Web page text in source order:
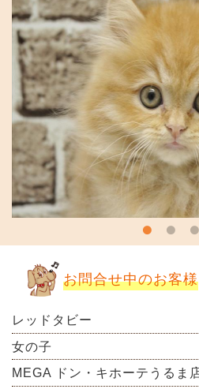
お問合せ中のお客様
レッドタビー
女の子
MEGA ドン・キホーテうるま